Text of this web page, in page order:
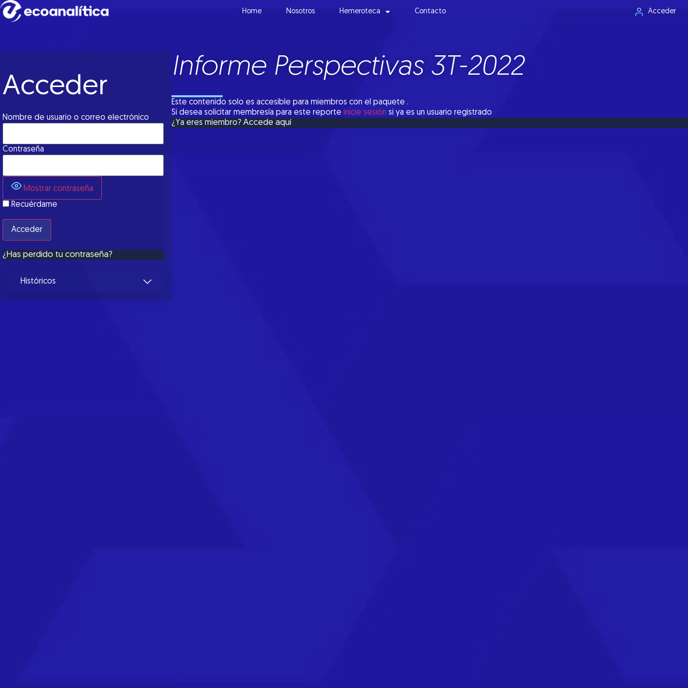
Home Nosotros Hemeroteca Contacto Acceder
Acceder
Nombre de usuario o correo electrónico
Contraseña
Mostrar contraseña
Recuérdame
¿Has perdido tu contraseña?
Históricos
Informe Perspectivas 3T-2022
Este contenido solo es accesible para miembros con el paquete .
Si desea solicitar membresía para este reporteinicie sesión si ya es un usuario registrado
¿Ya eres miembro?Accede aquí